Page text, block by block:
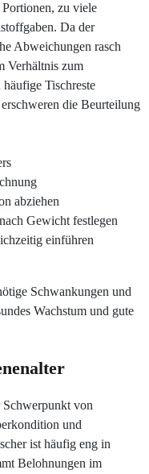
zu viele
Da der
Abweichungen rasch
Verhältnis zum
Tischreste
die Beurteilung
abziehen
Gewicht festlegen
einführen
Schwankungen und
Wachstum und gute
Schwerpunkt von
und
ist häufig eng in
Belohnungen im